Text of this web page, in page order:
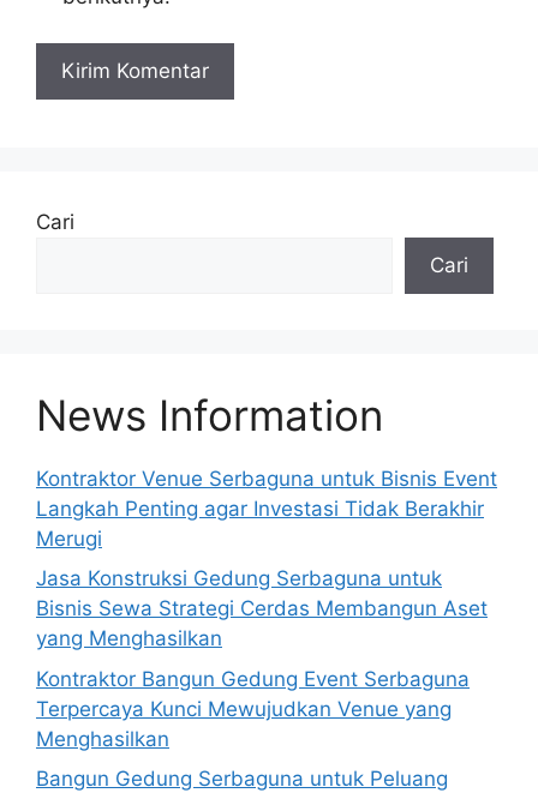
e
v
e
Cari
Cari
News Information
Kontraktor Venue Serbaguna untuk Bisnis Event
Langkah Penting agar Investasi Tidak Berakhir
Merugi
Jasa Konstruksi Gedung Serbaguna untuk
Bisnis Sewa Strategi Cerdas Membangun Aset
yang Menghasilkan
Kontraktor Bangun Gedung Event Serbaguna
Terpercaya Kunci Mewujudkan Venue yang
Menghasilkan
Bangun Gedung Serbaguna untuk Peluang